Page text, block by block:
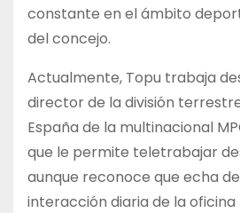
constante en el ámbito
del concejo.
Actualmente, Topu trabaja
director de la división
España de la multinacional
que le permite teletrabajar
aunque reconoce que echa
interacción diaria de la